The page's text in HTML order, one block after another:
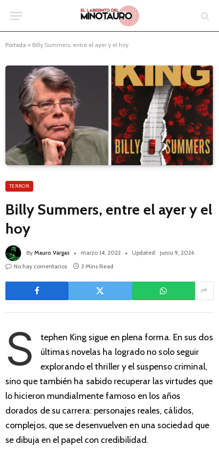
Portada » Billy Summers, entre el ayer y el hoy
TERROR
Billy Summers, entre el ayer y el
hoy
By Mauro Vargas marzo 14, 2022 Updated: junio 9, 2026
No hay comentarios
3 Mins Read
S
tephen King sigue en plena forma. En sus dos
últimas novelas ha logrado no solo seguir
explorando el thriller y el suspenso criminal,
sino que también ha sabido recuperar las virtudes que
lo hicieron mundialmente famoso en los años
dorados de su carrera: personajes reales, cálidos,
complejos, que se desenvuelven en una sociedad que
se dibuja en el papel con credibilidad.